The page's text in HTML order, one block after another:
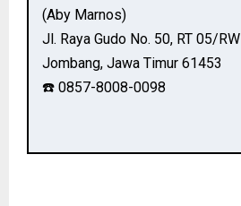
(Aby Marnos)
Jl. Raya Gudo No. 50, RT 05/
Jombang, Jawa Timur 61453
☎️ 0857-8008-0098